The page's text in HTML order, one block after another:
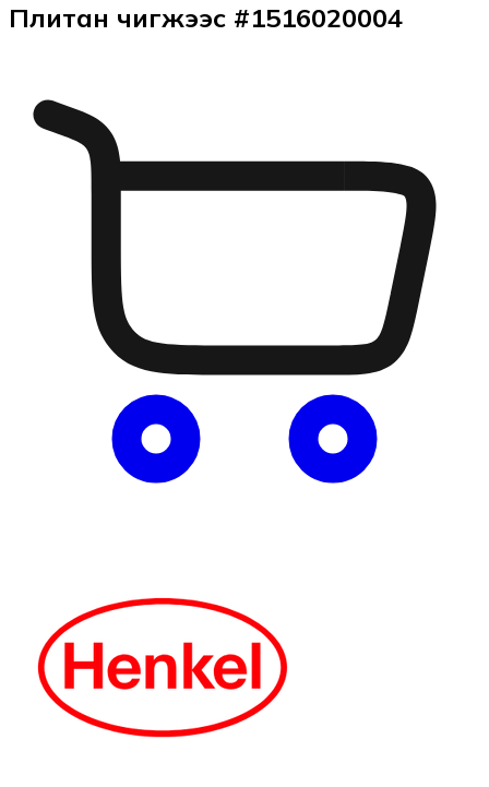
Плитан чигжээс #1516020004